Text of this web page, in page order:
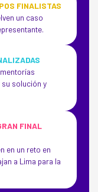
FINALISTAS
un caso
solución y
FINAL
en un reto en
a Lima para la